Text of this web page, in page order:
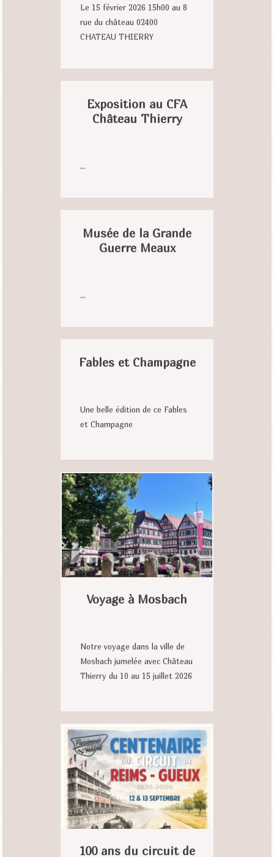
Le 15 février 2026 15h00 au 8
rue du château 02400
CHATEAU THIERRY
Exposition au CFA
Château Thierry
...
Musée de la Grande
Guerre Meaux
...
Fables et Champagne
Une belle édition de ce Fables
et Champagne
Voyage à Mosbach
Notre voyage dans la ville de
Mosbach jumelée avec Château
Thierry du 10 au 15 juillet 2026
100 ans du circuit de